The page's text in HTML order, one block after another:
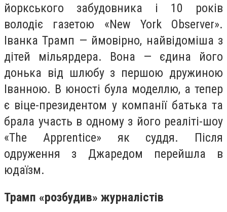
йоркського забудовника і 10 років
володіє газетою «New York Observer».
Іванка Трамп — ймовірно, найвідоміша з
дітей мільярдера. Вона — єдина його
донька від шлюбу з першою дружиною
Іванною. В юності була моделлю, а тепер
є віце-президентом у компанії батька та
брала участь в одному з його реаліті-шоу
«The Apprentice» як суддя. Після
одруження з Джаредом перейшла в
юдаїзм.
Трамп «розбудив» журналістів